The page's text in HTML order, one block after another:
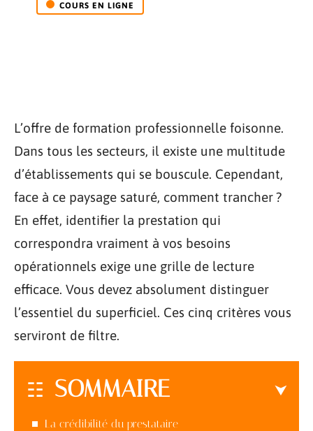
COURS EN LIGNE
L’offre de formation professionnelle foisonne.
Dans tous les secteurs, il existe une multitude
d’établissements qui se bouscule. Cependant,
face à ce paysage saturé, comment trancher ?
En effet, identifier la prestation qui
correspondra vraiment à vos besoins
opérationnels exige une grille de lecture
efficace. Vous devez absolument distinguer
l’essentiel du superficiel. Ces cinq critères vous
serviront de filtre.
SOMMAIRE
La crédibilité du prestataire